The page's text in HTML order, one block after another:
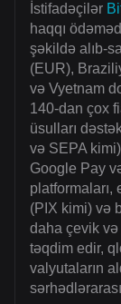
İstifadəçilər
haqqı
şəkildə alıb-
(EUR),
və Vyetnam
140-dan çox
üsulları
və SEPA
Google Pay
platformaları,
(PIX kimi) və
daha çevik və
təqdim edir,
valyutaların